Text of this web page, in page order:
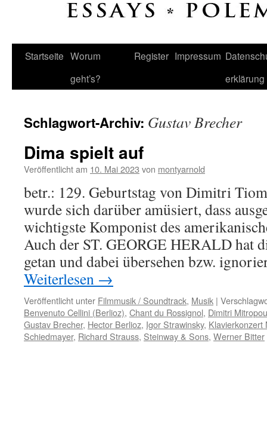
Startseite Worum
geht’s?
Register Impressum
erklärung
Schlagwort-Archiv: Gustav Brecher
Dima spielt auf
Veröffentlicht am 10. Mai 2023 von montyarnold
betr.: 129. Geburtstag von Dimitri
wurde sich darüber amüsiert, dass
wichtigste Komponist des
Auch der ST. GEORGE HERALD hat
getan und dabei übersehen bzw.
Weiterlesen →
Veröffentlicht unter Filmmusik / Soundtrack, Musik |
Benvenuto Cellini (Berlioz), Chant du Rossignol, Dimitri
Gustav Brecher, Hector Berlioz, Igor Strawinsky, Klavierkonzert
Schiedmayer, Richard Strauss, Steinway & Sons, Werner Bitter